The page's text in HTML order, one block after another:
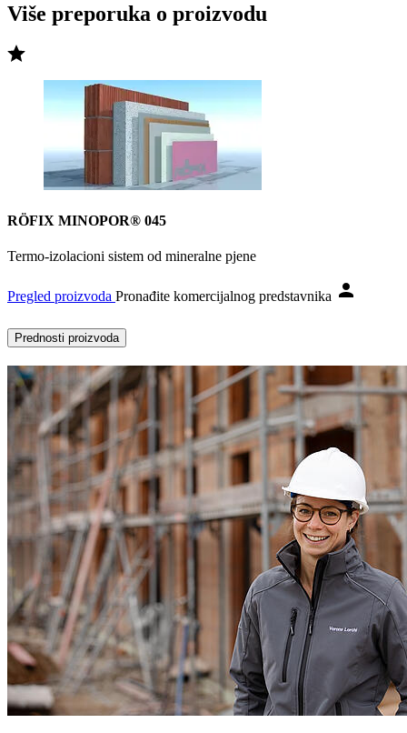
Više preporuka o proizvodu
RÖFIX MINOPOR® 045
Termo-izolacioni sistem od mineralne pjene
Pregled proizvoda Pronađite komercijalnog predstavnika
Prednosti proizvoda